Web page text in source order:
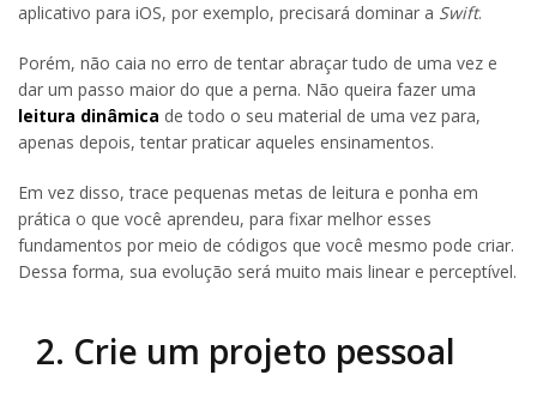
aplicativo para iOS, por exemplo, precisará dominar a Swift.
Porém, não caia no erro de tentar abraçar tudo de uma vez e
dar um passo maior do que a perna. Não queira fazer uma
leitura dinâmica de todo o seu material de uma vez para,
apenas depois, tentar praticar aqueles ensinamentos.
Em vez disso, trace pequenas metas de leitura e ponha em
prática o que você aprendeu, para fixar melhor esses
fundamentos por meio de códigos que você mesmo pode criar.
Dessa forma, sua evolução será muito mais linear e perceptível.
2. Crie um projeto pessoal